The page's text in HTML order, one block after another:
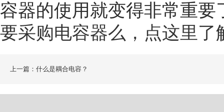
容器的使用就变得非常重要
要采购电容器么，点这里了
上一篇：什么是耦合电容？